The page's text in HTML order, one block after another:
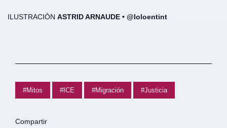
ILUSTRACIÓN ASTRID ARNAUDE • @loloentint
#Mitos #ICE #Migración #Justicia
Compartir